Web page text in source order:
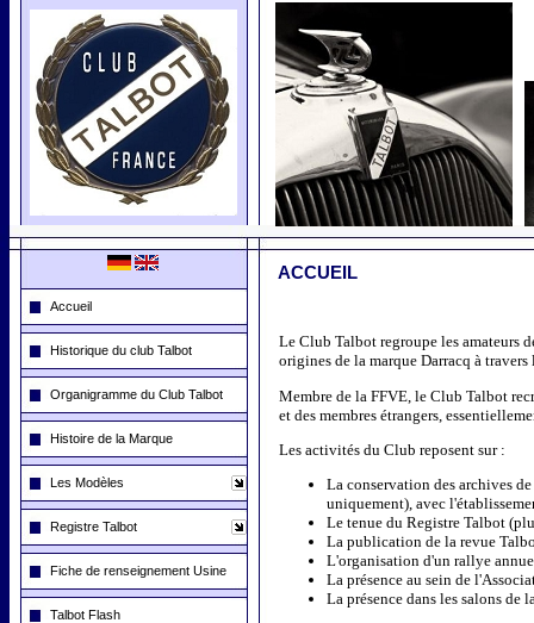
Accueil
Historique du club Talbot
Organigramme du Club Talbot
Histoire de la Marque
Les Modèles
Registre Talbot
Fiche de renseignement Usine
Talbot Flash
Le Club Talbot regroupe les amateurs
origines de la marque Darracq à
Membre de la FFVE, le Club Talbot
et des membres étrangers,
Les activités du Club reposent sur :
La conservation des archives
uniquement), avec
Le tenue du Registre Talbot
La publication de la revue
L'organisation d'un rallye
La présence au sein de
La présence dans les salons de
ACCUEIL